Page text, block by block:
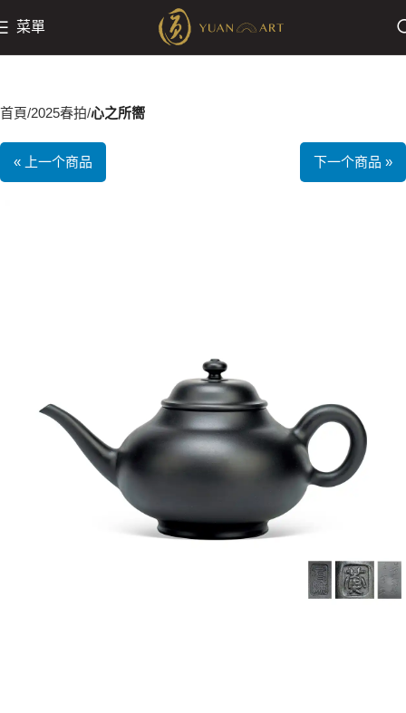
菜單
首頁 2025春拍 心之所嚮
« 上一个商品 下一个商品 »